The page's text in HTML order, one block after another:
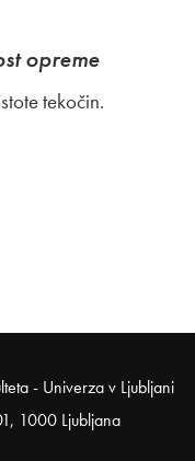
opreme
tekočin.
- Univerza v Ljubljani
1000 Ljubljana